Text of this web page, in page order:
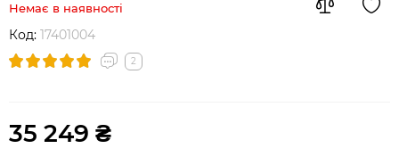
Немає в наявності
Код: 17401004
2
35 249 ₴